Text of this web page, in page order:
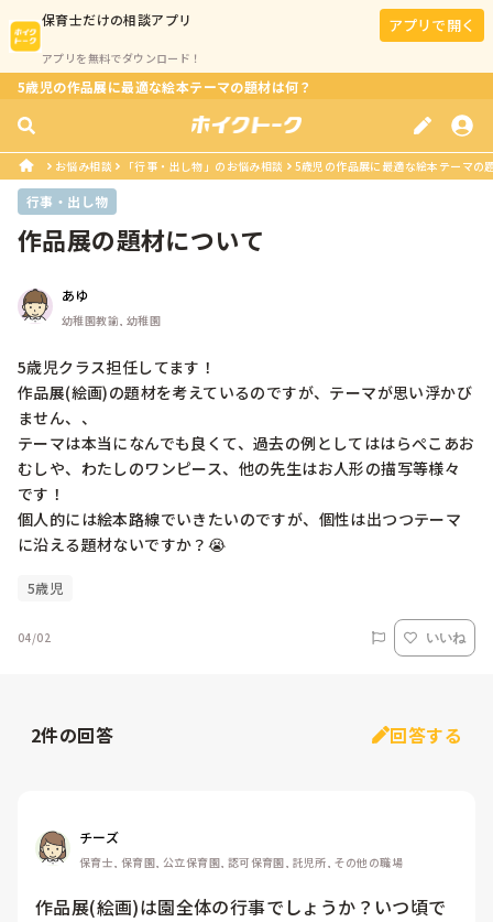
保育士だけの相談アプリ
アプリを無料でダウンロード！
アプリで開く
5歳児の作品展に最適な絵本テーマの題材は何？
お悩み相談 「行事・出し物」のお悩み相談 5歳児の作品展に最適な絵本テーマの
行事・出し物
作品展の題材について
あゆ
幼稚園教諭, 幼稚園
5歳児クラス担任してます！
作品展(絵画)の題材を考えているのですが、テーマが思い浮かび
ません、、
テーマは本当になんでも良くて、過去の例としてははらぺこあお
むしや、わたしのワンピース、他の先生はお人形の描写等様々
です！
個人的には絵本路線でいきたいのですが、個性は出つつテーマ
に沿える題材ないですか？😭
5歳児
04/02 いいね
2件の回答 回答する
チーズ
保育士, 保育園, 公立保育園, 認可保育園, 託児所, その他の職場
作品展(絵画)は園全体の行事でしょうか？いつ頃で